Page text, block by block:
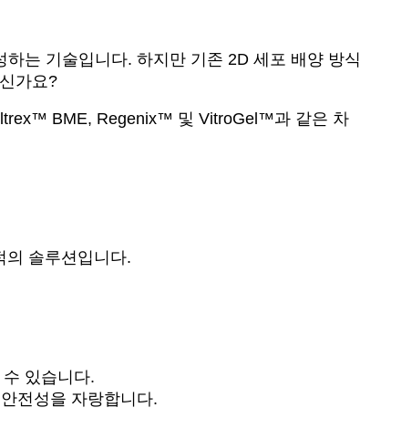
는 기술입니다. 하지만 기존 2D 세포 배양 방식
가요?
BME, Regenix™ 및 VitroGel™과 같은 차
솔루션입니다.
있습니다.
전성을 자랑합니다.